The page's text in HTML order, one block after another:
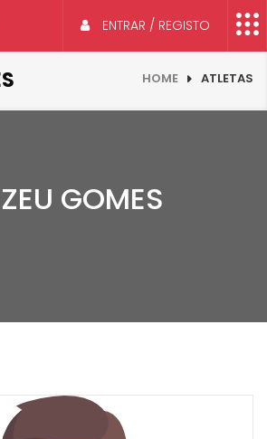
ENTRAR / REGISTO
HOME ATLETAS
GOMES